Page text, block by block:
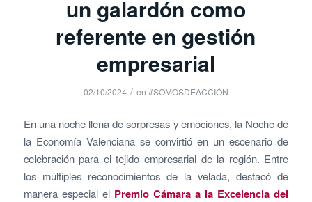
un galardón como
referente en gestión
empresarial
02/10/2024 / en #SOMOSDEACCIÓN
En una noche llena de sorpresas y emociones, la Noche de
la Economía Valenciana se convirtió en un escenario de
celebración para el tejido empresarial de la región. Entre
los múltiples reconocimientos de la velada, destacó de
manera especial el Premio Cámara a la Excelencia del